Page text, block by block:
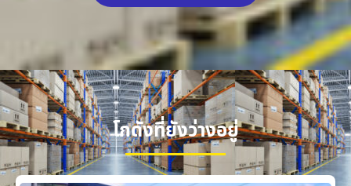
โกดังที่ยังว่างอยู่